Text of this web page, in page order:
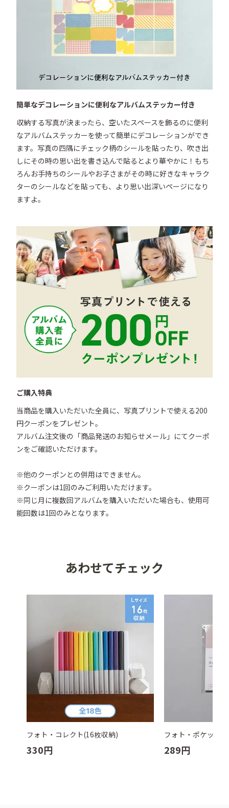
簡単なデコレーションに便利なアルバムステッカー付き
収納する写真が決まったら、空いたスペースを飾るのに便利
なアルバムステッカーを使って簡単にデコレーションができ
ます。写真の四隅にチェック柄のシールを貼ったり、吹き出
しにその時の思い出を書き込んで貼るとより華やかに！もち
ろんお手持ちのシールやお子さまがその時に好きなキャラク
ターのシールなどを貼っても、より思い出深いページになり
ますよ。
ご購入特典
当商品を購入いただいた全員に、写真プリントで使える200
円クーポンをプレゼント。
アルバム注文後の「商品発送のお知らせメール」にてクーポ
ンをご確認いただけます。
※他のクーポンとの併用はできません。
※クーポンは1回のみご利用いただけます。
※同じ月に複数回アルバムを購入いただいた場合も、使用可
あわせてチェック
フォト・コレクト(16枚収納)
330円
フォト・ポケット
289円